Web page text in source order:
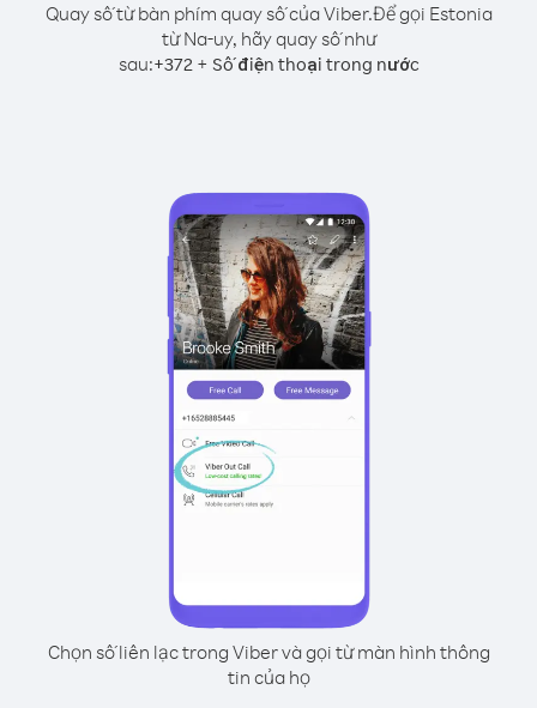
Quay số từ bàn phím quay số của Viber.Để gọi Estonia
từ Na-uy, hãy quay số như
sau:+372+ Số điện thoại trong nước
Chọn số liên lạc trong Viber và gọi từ màn hình thông
tin của họ